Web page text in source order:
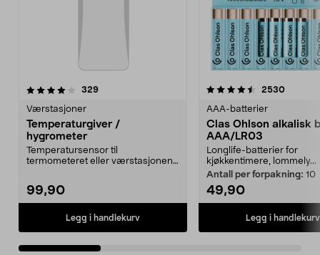
329anmeldelser
Værstasjoner
Temperaturgiver /
hygrometer
Temperatursensor til
termometeret eller værstasjonen.
99,90
Legg i handlekurv
4.5av 5 stjerner 2530
AAA-batterier
Clas Ohlson alkalisk
AAA/LR03
Longlife-batterier for
kjøkkentimere, lommely...
Antall per forpakning: 10
49,90
Legg i handlekurv
4.5av 5 stjerner